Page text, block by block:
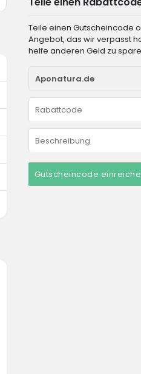
Teile einen Gutscheincode
Angebot, das wir verpasst
helfe anderen Geld zu
Gutscheincode